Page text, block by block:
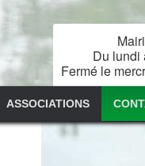
Du lundi
Fermé le
ASSOCIATIONS